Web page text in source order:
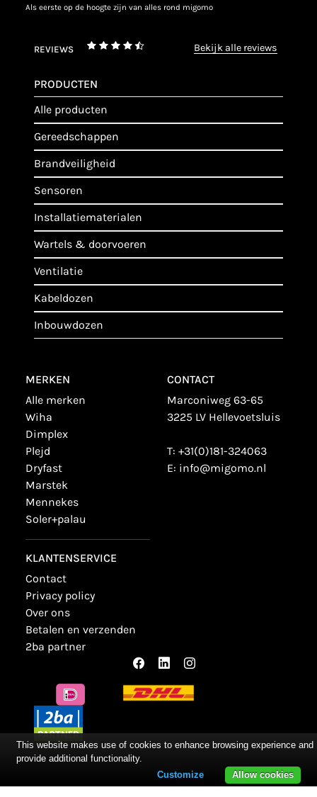
als eerste op de hoogte zijn van alles rond migomo
REVIEWS bekijk alle reviews
PRODUCTEN
alle producten
gereedschappen
brandveiligheid
sensoren
installatiematerialen
wartels & doorvoeren
ventilatie
kabeldozen
inbouwdozen
MERKEN
alle merken
wiha
dimplex
plejd
dryfast
marstek
mennekes
soler+palau
KLANTENSERVICE
contact
privacy policy
over ons
betalen en verzenden
2ba partner
CONTACT
Marconiweg 63-65
3225 LV Hellevoetsluis
T: +31(0)181-324063
E: info@migomo.nl
This website makes use of cookies to enhance browsing experience and
provide additional functionality.
Allow cookies
Customize